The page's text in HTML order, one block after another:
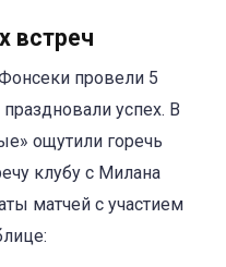
встреч
провели 5
успех. В
ощутили горечь
клубу с Милана
матчей с участием